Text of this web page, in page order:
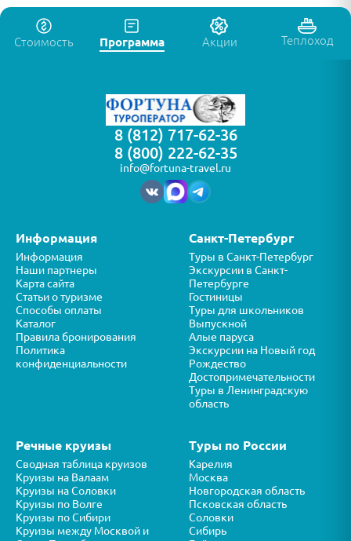
Стоимость Программа Акции Теплоход
8 (812) 717-62-36
8 (800) 222-62-35
info@fortuna-travel.ru
Информация
Информация
Наши партнеры
Карта сайта
Статьи о туризме
Способы оплаты
Каталог
Правила бронирования
Политика
конфиденциальности
Санкт-Петербург
Туры в Санкт-Петербург
Экскурсии в Санкт-
Петербурге
Гостиницы
Туры для школьников
Выпускной
Алые паруса
Экскурсии на Новый год
Рождество
Достопримечательности
Туры в Ленинградскую
область
Речные круизы
Сводная таблица круизов
Круизы на Валаам
Круизы на Соловки
Круизы по Волге
Круизы по Сибири
Круизы между Москвой и
Туры по России
Карелия
Москва
Новгородская область
Псковская область
Соловки
Сибирь